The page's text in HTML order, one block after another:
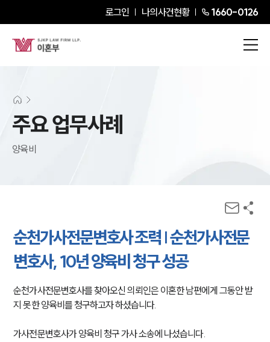
로그인 나의사건현황 1660-0126
주요 업무사례
양육비
순천가사전문변호사 조력 | 순천가사전문
변호사, 10년 양육비 청구 성공
순천가사전문변호사를 찾아오신 의뢰인은 이혼한 남편에게 그동안 받
지 못한 양육비를 청구하고자 하셨습니다.
가사전문변호사가 양육비 청구 가사 소송에 나섰습니다.